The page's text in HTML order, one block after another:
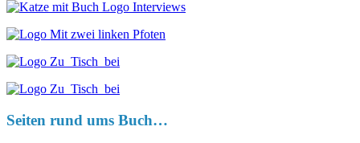
Seiten rund ums Buch…